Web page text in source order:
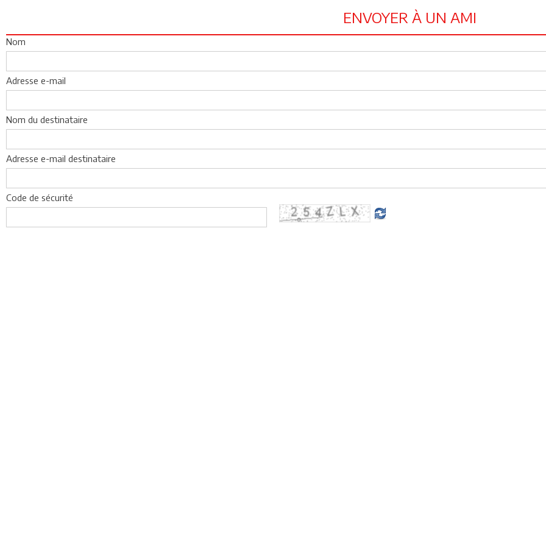
ENVOYER À UN AMI
Nom
Adresse e-mail
Nom du destinataire
Adresse e-mail destinataire
Code de sécurité